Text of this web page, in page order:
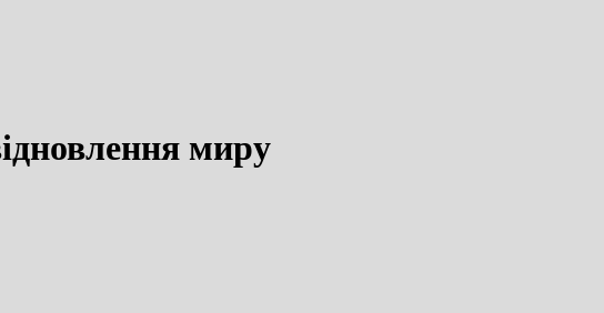
миру